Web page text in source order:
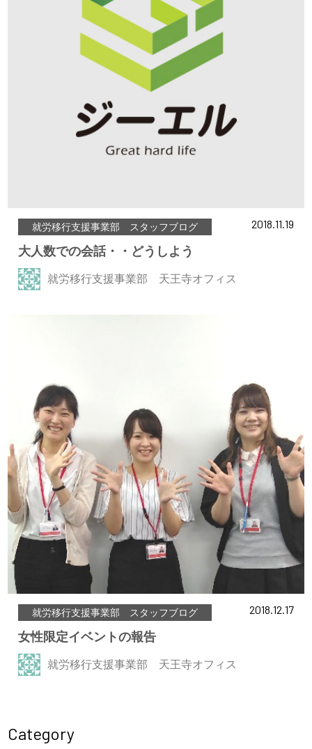
Category
就労移行支援事業部 スタッフブログ 2018.11.19
大人数での会話・・どうしよう
就労移行支援事業部 天王寺オフィス
就労移行支援事業部 スタッフブログ 2018.12.17
女性限定イベントの報告
就労移行支援事業部 天王寺オフィス